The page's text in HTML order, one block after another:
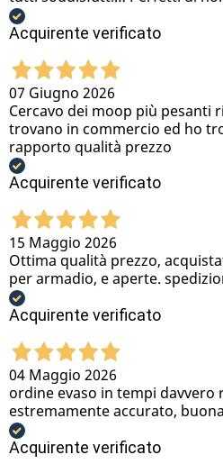
Acquirente verificato
07 Giugno 2026
Cercavo dei moop più pesanti
trovano in commercio ed ho
rapporto qualità prezzo
Acquirente verificato
15 Maggio 2026
Ottima qualità prezzo,
per armadio, e aperte.
Acquirente verificato
04 Maggio 2026
ordine evaso in tempi davvero
estremamente accurato,
Acquirente verificato